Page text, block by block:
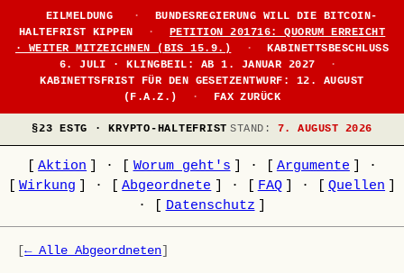
EILMELDUNG ·
BUNDESREGIERUNG WILL DIE BITCOIN-
HALTEFRIST KIPPEN
·
PETITION 201716: QUORUM ERREICHT
· WEITER MITZEICHNEN (BIS 15.9.)
·
KABINETTSBESCHLUSS
6. JULI · KLINGBEIL: AB 1. JANUAR 2027
·
KABINETTSFRIST FÜR DEN GESETZENTWURF: 12. AUGUST
(F.A.Z.)
· FAX ZURÜCK
§23 ESTG · KRYPTO-HALTEFRIST STAND: 7. AUGUST 2026
Aktion · Worum geht's · Argumente
·
Wirkung · Abgeordnete · FAQ · Quellen
·
Datenschutz
[← Alle Abgeordneten]